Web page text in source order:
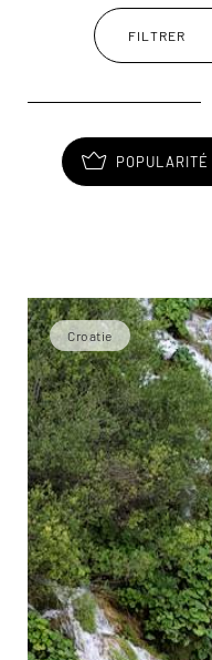
FILTRER
POPULARITÉ
Croatie